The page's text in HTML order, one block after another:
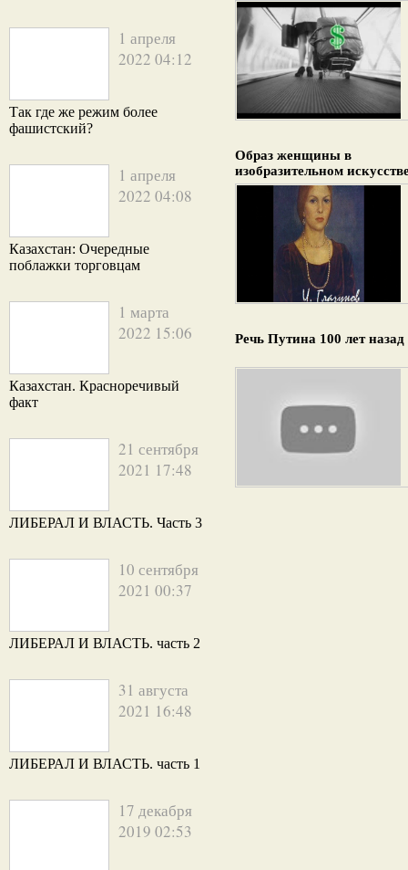
1 апреля
2022 04:12
Так где же режим более
фашистский?
1 апреля
2022 04:08
Казахстан: Очередные
поблажки торговцам
1 марта
2022 15:06
Казахстан. Красноречивый
факт
21 сентября
2021 17:48
ЛИБЕРАЛ И ВЛАСТЬ. Часть 3
10 сентября
2021 00:37
ЛИБЕРАЛ И ВЛАСТЬ. часть 2
31 августа
2021 16:48
ЛИБЕРАЛ И ВЛАСТЬ. часть 1
17 декабря
2019 02:53
Образ женщины в
изобразительном
Речь Путина 100 лет назад